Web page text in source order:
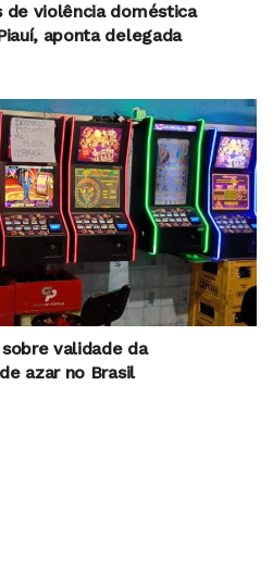
de violência doméstica
aponta delegada
validade da
azar no Brasil